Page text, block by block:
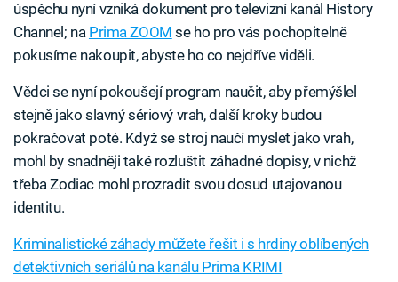
úspěchu nyní vzniká dokument pro televizní kanál History
Channel; na Prima ZOOM se ho pro vás pochopitelně
pokusíme nakoupit, abyste ho co nejdříve viděli.
Vědci se nyní pokoušejí program naučit, aby přemýšlel
stejně jako slavný sériový vrah, další kroky budou
pokračovat poté. Když se stroj naučí myslet jako vrah,
mohl by snadněji také rozluštit záhadné dopisy, v nichž
třeba Zodiac mohl prozradit svou dosud utajovanou
identitu.
Kriminalistické záhady můžete řešit i s hrdiny oblíbených
detektivních seriálů na kanálu Prima KRIMI